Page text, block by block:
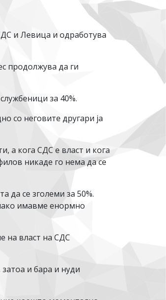
и Левица и одработува
продолжува да ги
за 40%.
со неговите другари ја
а кога СДС е власт и кога
никаде го нема да се
да се зголеми за 50%.
имавме енормно
на власт на СДС
и бара и нуди